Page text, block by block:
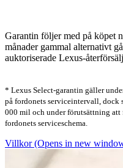
Garantin följer med på köpet
månader gammal alternativt
auktoriserade Lexus-
* Lexus Select-garantin gäller
på fordonets serviceintervall, dock
000 mil och under förutsättning att
fordonets serviceschema.
Villkor(Opens in new